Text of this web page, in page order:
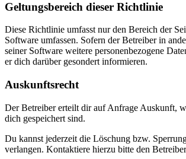
Geltungsbereich dieser Richtlinie
Diese Richtlinie umfasst nur den Bereich der
Software umfassen. Sofern der Betreiber in
seiner Software weitere personenbezogene
er dich darüber gesondert informieren.
Auskunftsrecht
Der Betreiber erteilt dir auf Anfrage Auskunft,
dich gespeichert sind.
Du kannst jederzeit die Löschung bzw.
verlangen. Kontaktiere hierzu bitte den